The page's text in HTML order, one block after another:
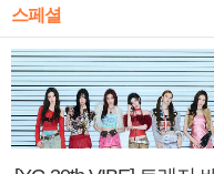
스페셜